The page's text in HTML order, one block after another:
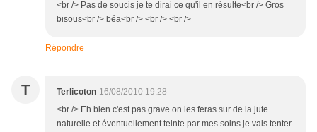
<br /> Pas de soucis je te dirai ce qu'il en résulte<br /> Gros
bisous<br /> béa<br /> <br /> <br />
Répondre
T Terlicoton 16/08/2010 19:28
<br /> Eh bien c'est pas grave on les feras sur de la jute
naturelle et éventuellement teinte par mes soins je vais tenter